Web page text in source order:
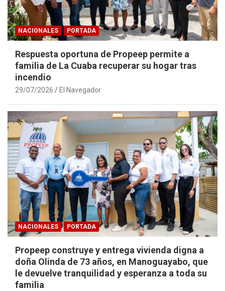
NACIONALES PORTADA
Respuesta oportuna de Propeep permite a
familia de La Cuaba recuperar su hogar tras
incendio
29/07/2026 El Navegador
NACIONALES PORTADA
Propeep construye y entrega vivienda digna a
doña Olinda de 73 años, en Manoguayabo, que
le devuelve tranquilidad y esperanza a toda su
familia